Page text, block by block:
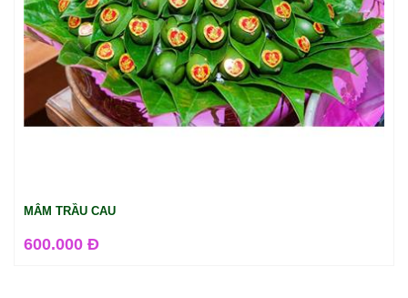
MÂM TRẦU CAU
600.000 Đ